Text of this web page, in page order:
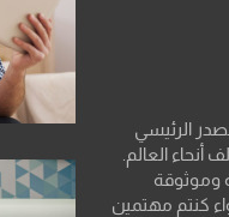
الرئيسي
العالم.
وموثوقة
كنتم مهتمين